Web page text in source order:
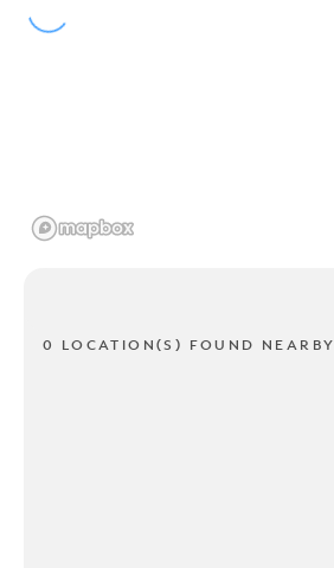
0 LOCATION(S) FOUND NEARBY